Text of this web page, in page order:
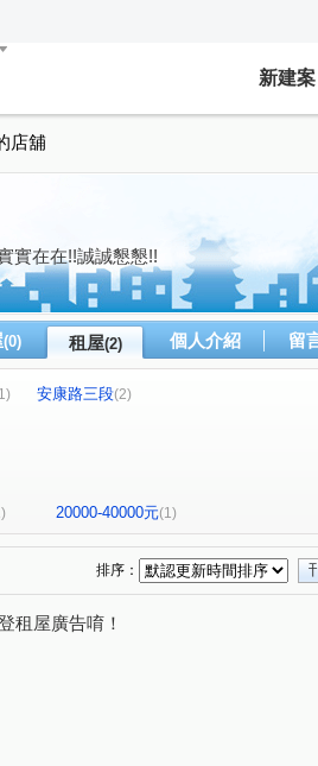
新建案
店舖
實在在!!誠誠懇懇!!
(0) 租屋(2) 個人介紹 留
安康路三段(2)
20000-40000元(1)
排序：
租屋廣告唷！